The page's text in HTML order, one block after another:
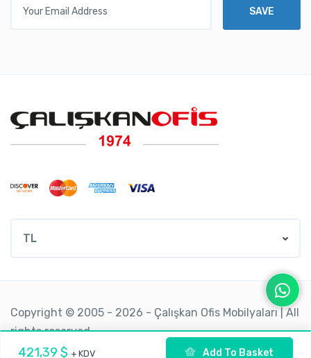
421,39 $ + KDV Add To Basket
SAVE
TL
Copyright © 2005 - 2026 - Çalışkan Ofis Mobilyaları | All
rights reserved.